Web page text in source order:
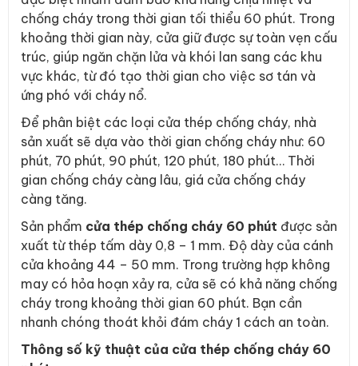
chống cháy trong thời gian tối thiểu 60 phút. Trong
khoảng thời gian này, cửa giữ được sự toàn vẹn cấu
trúc, giúp ngăn chặn lửa và khói lan sang các khu
vực khác, từ đó tạo thời gian cho việc sơ tán và
ứng phó với cháy nổ.
Để phân biệt các loại cửa thép chống cháy, nhà
sản xuất sẽ dựa vào thời gian chống cháy như: 60
phút, 70 phút, 90 phút, 120 phút, 180 phút… Thời
gian chống cháy càng lâu, giá cửa chống cháy
càng tăng.
Sản phẩm cửa thép chống cháy 60 phút được sản
xuất từ thép tấm dày 0,8 – 1 mm. Độ dày của cánh
cửa khoảng 44 – 50 mm. Trong trường hợp không
may có hỏa hoạn xảy ra, cửa sẽ có khả năng chống
cháy trong khoảng thời gian 60 phút. Bạn cần
nhanh chóng thoát khỏi đám cháy 1 cách an toàn.
Thông số kỹ thuật của cửa thép chống cháy 60